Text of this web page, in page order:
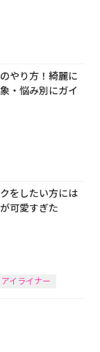
やり方！綺麗に
・悩み別にガイ
をしたい方には
可愛すぎた
アイライナー